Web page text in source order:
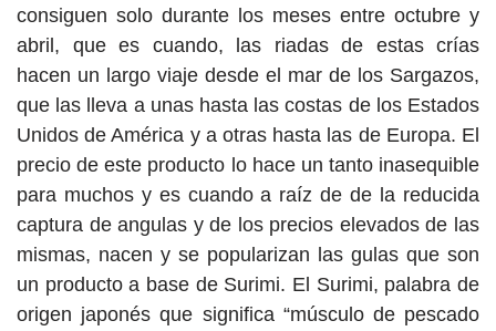
consiguen solo durante los meses entre octubre y
abril, que es cuando, las riadas de estas crías
hacen un largo viaje desde el mar de los Sargazos,
que las lleva a unas hasta las costas de los Estados
Unidos de América y a otras hasta las de Europa. El
precio de este producto lo hace un tanto inasequible
para muchos y es cuando a raíz de de la reducida
captura de angulas y de los precios elevados de las
mismas, nacen y se popularizan las gulas que son
un producto a base de Surimi. El Surimi, palabra de
origen japonés que significa “músculo de pescado